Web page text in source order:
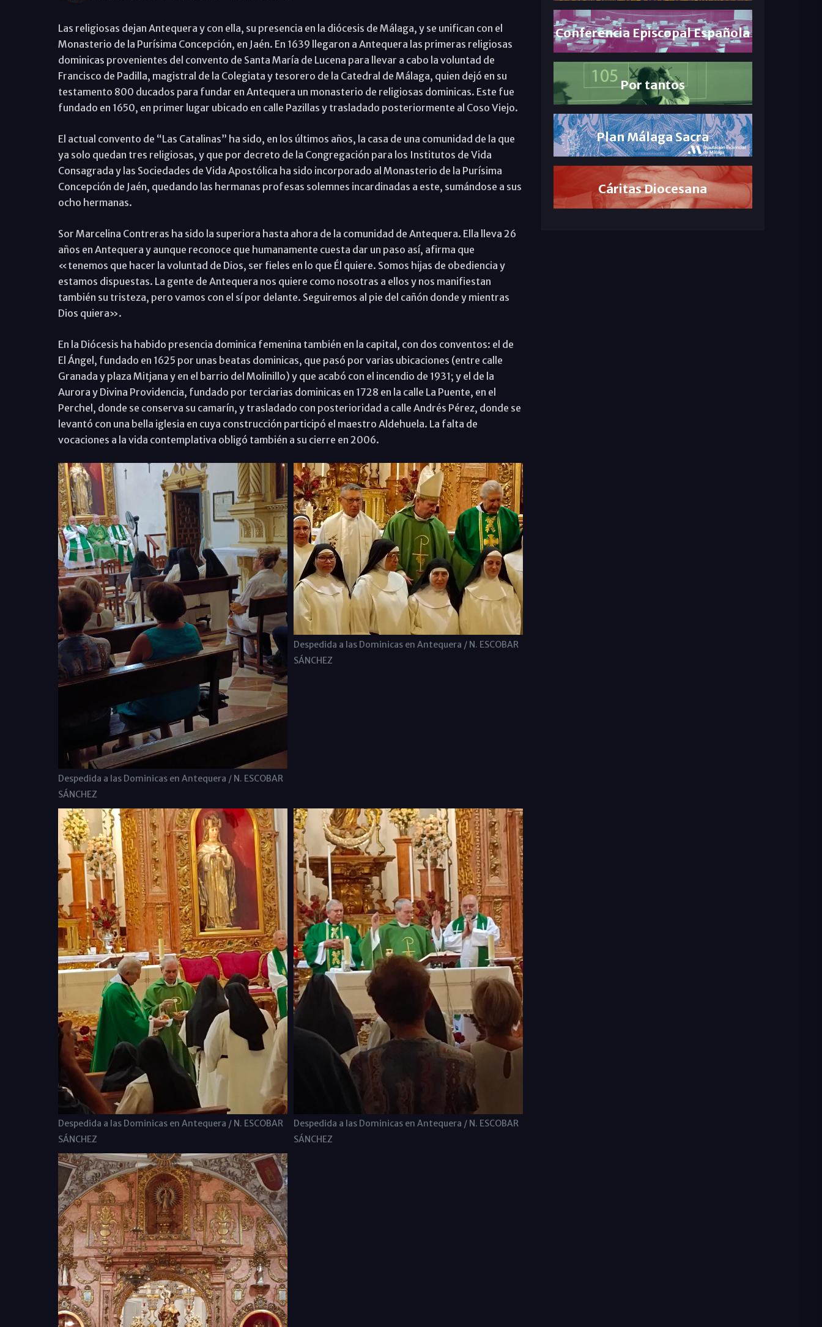
Las religiosas dejan Antequera y con ella, su presencia en la diócesis de Málaga, y se unifican con el
Monasterio de la Purísima Concepción, en Jaén. En 1639 llegaron a Antequera las primeras religiosas
dominicas provenientes del convento de Santa María de Lucena para llevar a cabo la voluntad de
Francisco de Padilla, magistral de la Colegiata y tesorero de la Catedral de Málaga, quien dejó en su
testamento 800 ducados para fundar en Antequera un monasterio de religiosas dominicas. Este fue
fundado en 1650, en primer lugar ubicado en calle Pazillas y trasladado posteriormente al Coso Viejo.
El actual convento de “Las Catalinas” ha sido, en los últimos años, la casa de una comunidad de la que
ya solo quedan tres religiosas, y que por decreto de la Congregación para los Institutos de Vida
Consagrada y las Sociedades de Vida Apostólica ha sido incorporado al Monasterio de la Purísima
Concepción de Jaén, quedando las hermanas profesas solemnes incardinadas a este, sumándose a sus
ocho hermanas.
Sor Marcelina Contreras ha sido la superiora hasta ahora de la comunidad de Antequera. Ella lleva 26
años en Antequera y aunque reconoce que humanamente cuesta dar un paso así, afirma que
«tenemos que hacer la voluntad de Dios, ser fieles en lo que Él quiere. Somos hijas de obediencia y
estamos dispuestas. La gente de Antequera nos quiere como nosotras a ellos y nos manifiestan
también su tristeza, pero vamos con el sí por delante. Seguiremos al pie del cañón donde y mientras
Dios quiera».
En la Diócesis ha habido presencia dominica femenina también en la capital, con dos conventos: el de
El Ángel, fundado en 1625 por unas beatas dominicas, que pasó por varias ubicaciones (entre calle
Granada y plaza Mitjana y en el barrio del Molinillo) y que acabó con el incendio de 1931; y el de la
Aurora y Divina Providencia, fundado por terciarias dominicas en 1728 en la calle La Puente, en el
Perchel, donde se conserva su camarín, y trasladado con posterioridad a calle Andrés Pérez, donde se
levantó con una bella iglesia en cuya construcción participó el maestro Aldehuela. La falta de
vocaciones a la vida contemplativa obligó también a su cierre en 2006.
Despedida a las Dominicas en Antequera / N. ESCOBAR
SÁNCHEZ
Despedida a las Dominicas en Antequera / N. ESCOBAR
SÁNCHEZ
Despedida a las Dominicas en Antequera / N. ESCOBAR
SÁNCHEZ
Despedida a las Dominicas en Antequera / N. ESCOBAR
SÁNCHEZ
Conferencia Episcopal Española
Por tantos
Plan Málaga Sacra
Cáritas Diocesana